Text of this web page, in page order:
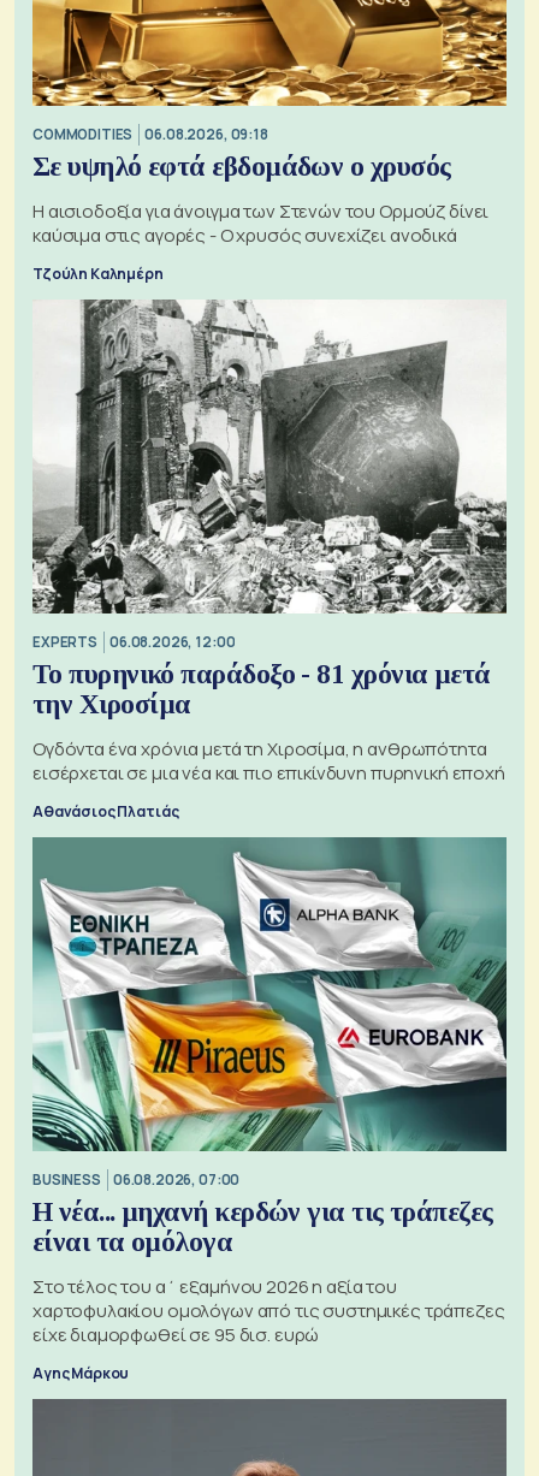
COMMODITIES 06.08.2026, 09:18
Σε υψηλό εφτά εβδομάδων ο χρυσός
Η αισιοδοξία για άνοιγμα των Στενών του Ορμούζ δίνει
καύσιμα στις αγορές - Ο χρυσός συνεχίζει ανοδικά
Τζούλη Καλημέρη
EXPERTS 06.08.2026, 12:00
Το πυρηνικό παράδοξο - 81 χρόνια μετά
την Χιροσίμα
Ογδόντα ένα χρόνια μετά τη Χιροσίμα, η ανθρωπότητα
εισέρχεται σε μια νέα και πιο επικίνδυνη πυρηνική εποχή
Αθανάσιος Πλατιάς
BUSINESS 06.08.2026, 07:00
Η νέα... μηχανή κερδών για τις τράπεζες
είναι τα ομόλογα
Στο τέλος του α΄ εξαμήνου 2026 η αξία του
χαρτοφυλακίου ομολόγων από τις συστημικές τράπεζες
είχε διαμορφωθεί σε 95 δισ. ευρώ
Αγης Μάρκου